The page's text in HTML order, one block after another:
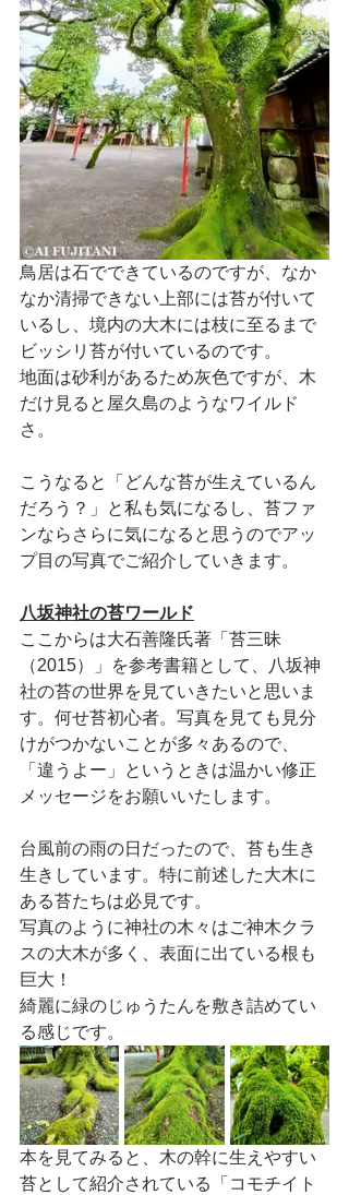
鳥居は石でできているのですが、なか
なか清掃できない上部には苔が付いて
いるし、境内の大木には枝に至るまで
ビッシリ苔が付いているのです。
地面は砂利があるため灰色ですが、木
だけ見ると屋久島のようなワイルド
さ。
こうなると「どんな苔が生えているん
だろう？」と私も気になるし、苔ファ
ンならさらに気になると思うのでアッ
プ目の写真でご紹介していきます。
八坂神社の苔ワールド
ここからは大石善隆氏著「苔三昧
（2015）」を参考書籍として、八坂神
社の苔の世界を見ていきたいと思いま
す。何せ苔初心者。写真を見ても見分
けがつかないことが多々あるので、
「違うよー」というときは温かい修正
メッセージをお願いいたします。
台風前の雨の日だったので、苔も生き
生きしています。特に前述した大木に
ある苔たちは必見です。
写真のように神社の木々はご神木クラ
スの大木が多く、表面に出ている根も
巨大！
綺麗に緑のじゅうたんを敷き詰めてい
る感じです。
本を見てみると、木の幹に生えやすい
苔として紹介されている「コモチイト